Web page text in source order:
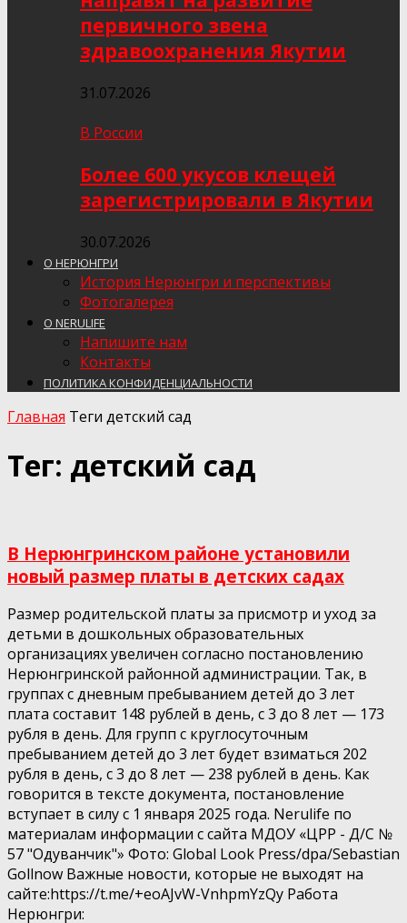
первичного звена
здравоохранения Якутии
31.07.2026
В России
Более 600 укусов клещей
зарегистрировали в Якутии
30.07.2026
О НЕРЮНГРИ
История Нерюнгри и перспективы
Фотогалерея
О NERULIFE
Напишите нам
Контакты
ПОЛИТИКА КОНФИДЕНЦИАЛЬНОСТИ
Главная Теги детский сад
Тег: детский сад
В Нерюнгринском районе установили
новый размер платы в детских садах
Размер родительской платы за присмотр и уход за
детьми в дошкольных образовательных
организациях увеличен согласно постановлению
Нерюнгринской районной администрации. Так, в
группах с дневным пребыванием детей до 3 лет
плата составит 148 рублей в день, с 3 до 8 лет — 173
рубля в день. Для групп с круглосуточным
пребыванием детей до 3 лет будет взиматься 202
рубля в день, с 3 до 8 лет — 238 рублей в день. Как
говорится в тексте документа, постановление
вступает в силу с 1 января 2025 года. Nerulife по
материалам информации с сайта МДОУ «ЦРР - Д/С №
57 "Одуванчик"» Фото: Global Look Press/dpa/Sebastian
Gollnow Важные новости, которые не выходят на
сайте:https://t.me/+eoAJvW-VnhpmYzQy Работа
Нерюнгри: